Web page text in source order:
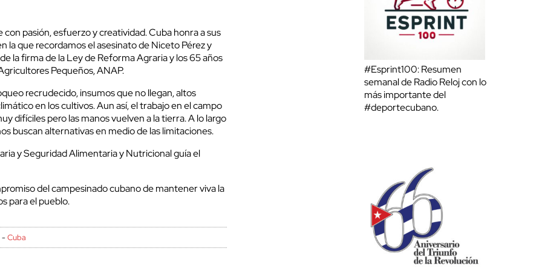
con pasión, esfuerzo y creatividad. Cuba honra a sus
la que recordamos el asesinato de Niceto Pérez y
la firma de la Ley de Reforma Agraria y los 65 años
Pequeños, ANAP.
recrudecido, insumos que no llegan, altos
en los cultivos. Aun así, el trabajo en el campo
difíciles pero las manos vuelven a la tierra. A lo largo
buscan alternativas en medio de las limitaciones.
y Seguridad Alimentaria y Nutricional guía el
del campesinado cubano de mantener viva la
para el pueblo.
-Cuba
#Esprint100: Resumen
semanal de Radio Reloj con lo
más importante del
#deportecubano.